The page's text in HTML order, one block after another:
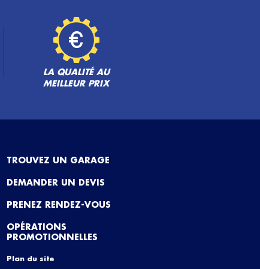
LA QUALITÉ AU
MEILLEUR PRIX
TROUVEZ UN GARAGE
DEMANDER UN DEVIS
PRENEZ RENDEZ-VOUS
OPÉRATIONS
PROMOTIONNELLES
Plan du site